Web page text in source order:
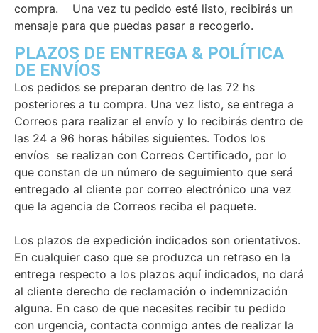
compra. Una vez tu pedido esté listo, recibirás un
mensaje para que puedas pasar a recogerlo.
PLAZOS DE ENTREGA & POLÍTICA
DE ENVÍOS
Los pedidos se preparan dentro de las 72 hs
posteriores a tu compra. Una vez listo, se entrega a
Correos para realizar el envío y lo recibirás dentro de
las 24 a 96 horas hábiles siguientes. Todos los
envíos se realizan con Correos Certificado, por lo
que constan de un número de seguimiento que será
entregado al cliente por correo electrónico una vez
que la agencia de Correos reciba el paquete.
Los plazos de expedición indicados son orientativos.
En cualquier caso que se produzca un retraso en la
entrega respecto a los plazos aquí indicados, no dará
al cliente derecho de reclamación o indemnización
alguna. En caso de que necesites recibir tu pedido
con urgencia, contacta conmigo antes de realizar la